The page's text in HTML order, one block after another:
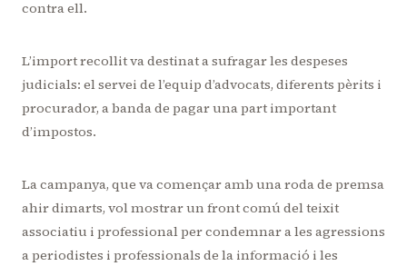
contra ell.
L’import recollit va destinat a sufragar les despeses
judicials: el servei de l’equip d’advocats, diferents pèrits i
procurador, a banda de pagar una part important
d’impostos.
La campanya, que va començar amb una roda de premsa
ahir dimarts, vol mostrar un front comú del teixit
associatiu i professional per condemnar a les agressions
a periodistes i professionals de la informació i les